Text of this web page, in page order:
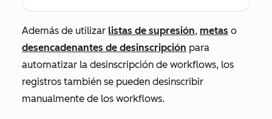
Además de utilizar listas de supresión, metas o
desencadenantes de desinscripción para
automatizar la desinscripción de workflows, los
registros también se pueden desinscribir
manualmente de los workflows.